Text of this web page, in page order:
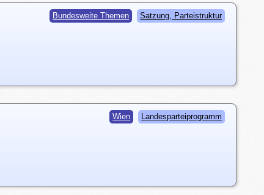
Bundesweite Themen Satzung, Parteistruktur
Wien Landesparteiprogramm